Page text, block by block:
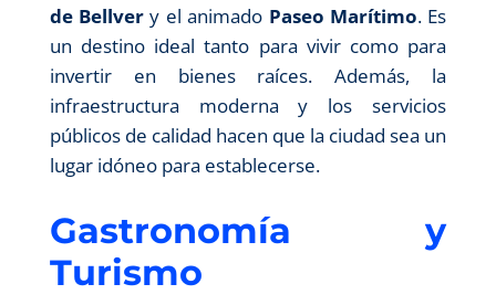
de Bellver y el animado Paseo Marítimo. Es
un destino ideal tanto para vivir como para
invertir en bienes raíces. Además, la
infraestructura moderna y los servicios
públicos de calidad hacen que la ciudad sea un
lugar idóneo para establecerse.
Gastronomía y
Turismo